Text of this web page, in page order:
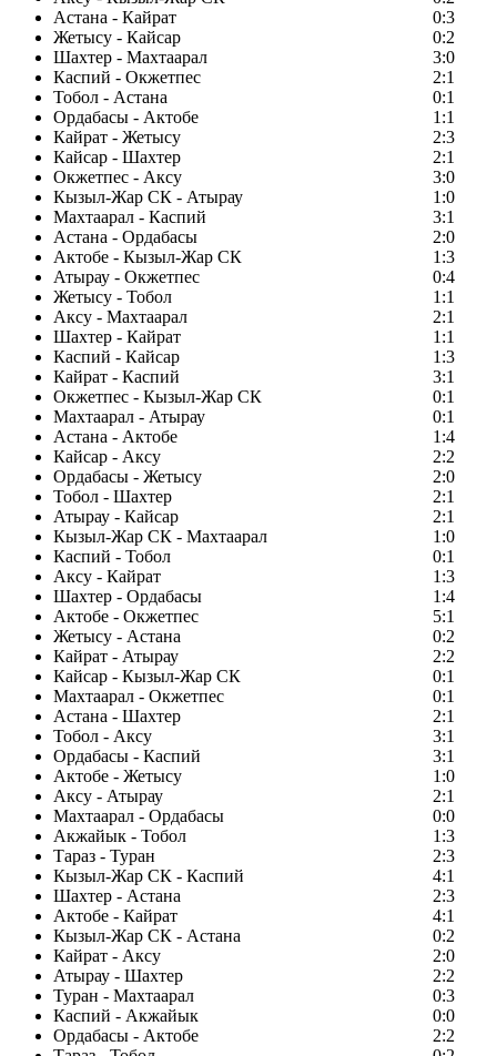
Астана - Кайрат
0:3
Жетысу - Кайсар
0:2
Шахтер - Махтаарал
3:0
Каспий - Окжетпес
2:1
Тобол - Астана
0:1
Ордабасы - Актобе
1:1
Кайрат - Жетысу
2:3
Кайсар - Шахтер
2:1
Окжетпес - Аксу
3:0
Кызыл-Жар СК - Атырау
1:0
Махтаарал - Каспий
3:1
Астана - Ордабасы
2:0
Актобе - Кызыл-Жар СК
1:3
Атырау - Окжетпес
0:4
Жетысу - Тобол
1:1
Аксу - Махтаарал
2:1
Шахтер - Кайрат
1:1
Каспий - Кайсар
1:3
Кайрат - Каспий
3:1
Окжетпес - Кызыл-Жар СК
0:1
Махтаарал - Атырау
0:1
Астана - Актобе
1:4
Кайсар - Аксу
2:2
Ордабасы - Жетысу
2:0
Тобол - Шахтер
2:1
Атырау - Кайсар
2:1
Кызыл-Жар СК - Махтаарал
1:0
Каспий - Тобол
0:1
Аксу - Кайрат
1:3
Шахтер - Ордабасы
1:4
Актобе - Окжетпес
5:1
Жетысу - Астана
0:2
Кайрат - Атырау
2:2
Кайсар - Кызыл-Жар СК
0:1
Махтаарал - Окжетпес
0:1
Астана - Шахтер
2:1
Тобол - Аксу
3:1
Ордабасы - Каспий
3:1
Актобе - Жетысу
1:0
Аксу - Атырау
2:1
Махтаарал - Ордабасы
0:0
Акжайык - Тобол
1:3
Тараз - Туран
2:3
Кызыл-Жар СК - Каспий
4:1
Шахтер - Астана
2:3
Актобе - Кайрат
4:1
Кызыл-Жар СК - Астана
0:2
Кайрат - Аксу
2:0
Атырау - Шахтер
2:2
Туран - Махтаарал
0:3
Каспий - Акжайык
0:0
Ордабасы - Актобе
2:2